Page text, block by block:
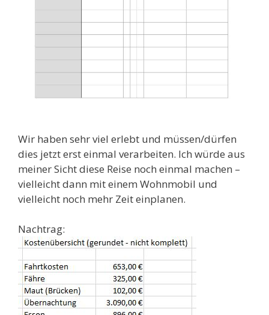
Wir haben sehr viel erlebt und müssen/dürfen
dies jetzt erst einmal verarbeiten. Ich würde aus
meiner Sicht diese Reise noch einmal machen –
vielleicht dann mit einem Wohnmobil und
vielleicht noch mehr Zeit einplanen.
Nachtrag: